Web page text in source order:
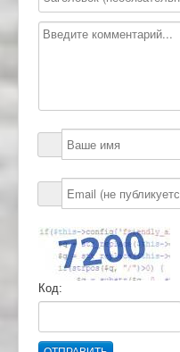
Код: